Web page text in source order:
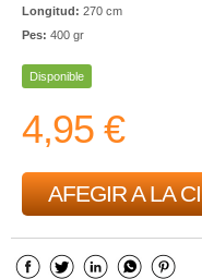
Longitud: 270 cm
Pes: 400 gr
Disponible
4,95 €
AFEGIR A LA